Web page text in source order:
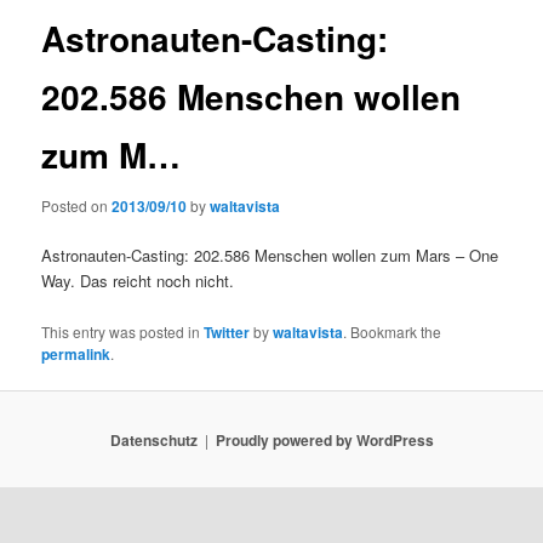
Astronauten-Casting:
202.586 Menschen wollen
zum M…
Posted on2013/09/10bywaltavista
Astronauten-Casting: 202.586 Menschen wollen zum Mars – One
Way. Das reicht noch nicht.
This entry was posted inTwitterbywaltavista. Bookmark the
permalink.
Datenschutz Proudly powered by WordPress